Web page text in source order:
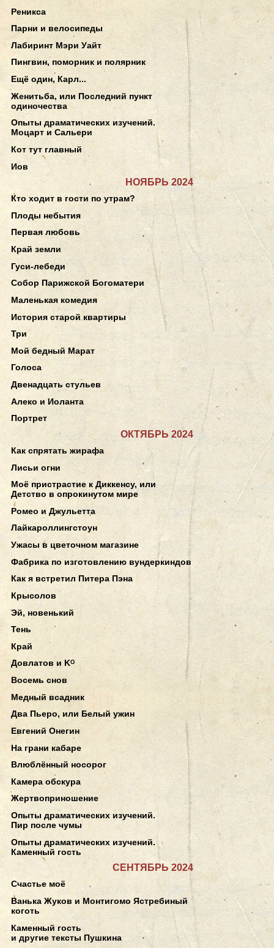
Реникса
Парни и велосипеды
Лабиринт Мэри Уайт
Пингвин, поморник и полярник
Ещё один, Карл...
Женитьба, или Последний пункт
одиночества
Опыты драматических изучений.
Моцарт и Сальери
Кот тут главный
Иов
НОЯБРЬ 2024
Кто ходит в гости по утрам?
Плоды небытия
Первая любовь
Край земли
Гуси-лебеди
Собор Парижской Богоматери
Маленькая комедия
История старой квартиры
Три
Мой бедный Марат
Голоса
Двенадцать стульев
Алеко и Иоланта
Портрет
ОКТЯБРЬ 2024
Как спрятать жирафа
Лисьи огни
Моё пристрастие к Диккенсу, или
Детство в опрокинутом мире
Ромео и Джульетта
Лайкароллингстоун
Ужасы в цветочном магазине
Фабрика по изготовлению вундеркиндов
Как я встретил Питера Пэна
Крысолов
Эй, новенький
Тень
Край
Довлатов и Kᴼ
Восемь снов
Медный всадник
Два Пьеро, или Белый ужин
Евгений Онегин
На грани кабаре
Влюблённый носорог
Камера обскура
Жертвоприношение
Опыты драматических изучений.
Пир после чумы
Опыты драматических изучений.
Каменный гость
СЕНТЯБРЬ 2024
Счастье моё
Ванька Жуков и Монтигомо Ястребиный
коготь
Каменный гость
и другие тексты Пушкина